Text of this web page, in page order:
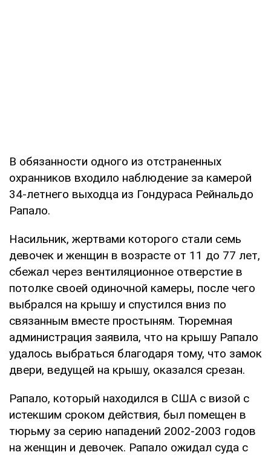
В обязанности одного из отстраненных
охранников входило наблюдение за камерой
34-летнего выходца из Гондураса Рейнальдо
Рапало.
Насильник, жертвами которого стали семь
девочек и женщин в возрасте от 11 до 77 лет,
сбежал через вентиляционное отверстие в
потолке своей одиночной камеры, после чего
выбрался на крышу и спустился вниз по
связанным вместе простыням. Тюремная
администрация заявила, что на крышу Рапало
удалось выбраться благодаря тому, что замок
двери, ведущей на крышу, оказался срезан.
Рапало, который находился в США с визой с
истекшим сроком действия, был помещен в
тюрьму за серию нападений 2002-2003 годов
на женщин и девочек. Рапало ожидал суда с